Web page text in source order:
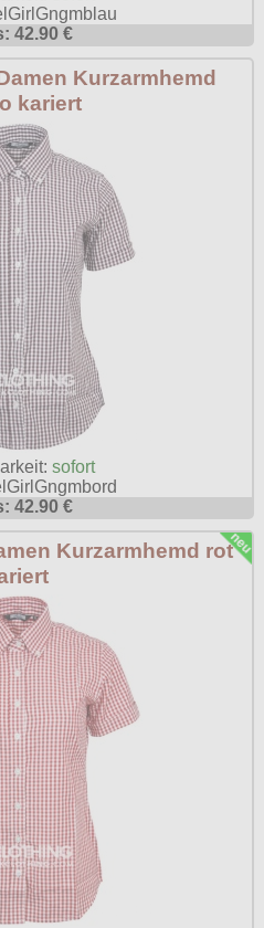
Industries
Darkness
Doctor
Vixen
Clothing
Shop
Rod
42.90 €
Kurzarmhemd
kariert
sofort
42.90 €
Kurzarmhemd rot